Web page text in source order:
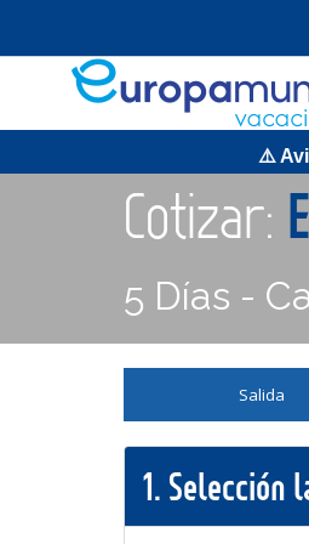
⚠️
Cotizar:
5 Días -
Salida
1. Selección